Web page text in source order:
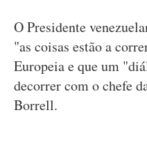
O Presidente
"as coisas estão a
Europeia e que um
decorrer com o chefe
Borrell.